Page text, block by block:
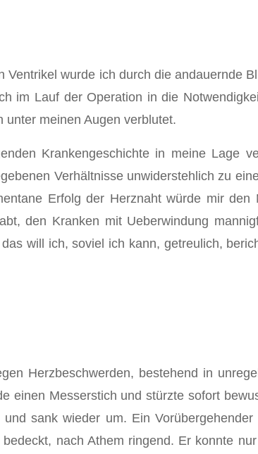
wurde ich durch die andauernde
im Lauf der Operation in die
meinen Augen verblutet.
Krankengeschichte in meine Lage
Verhältnisse unwiderstehlich zu
Erfolg der Herznaht würde mir
den Kranken mit Ueberwindung
will ich, soviel ich kann, getreulich,
Herzbeschwerden, bestehend in
einen Messerstich und stürzte sofort
sank wieder um. Ein
nach Athem ringend. Er konnte